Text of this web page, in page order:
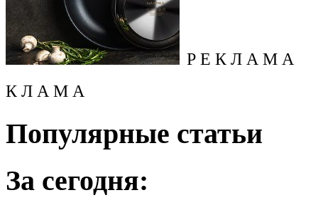
Р Е К Л А М А
К Л А М А
Популярные статьи
За сегодня: